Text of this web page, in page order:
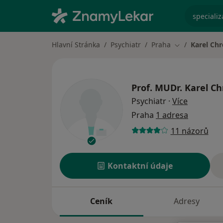
Hlavní Stránka Psychiatr Praha Změna města
Karel
Prof. MUDr. Karel
Psychiatr · Více
Praha 1 adresa
11 názorů
Kontaktní údaje
Ceník Adresy